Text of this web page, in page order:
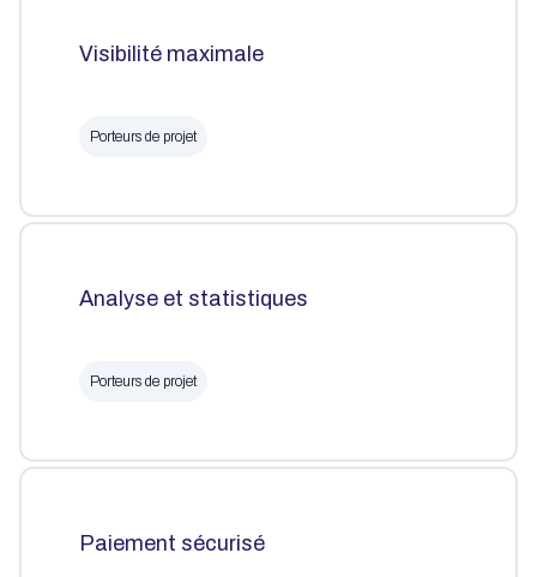
Visibilité maximale
Porteurs de projet
Analyse et statistiques
Porteurs de projet
Paiement sécurisé